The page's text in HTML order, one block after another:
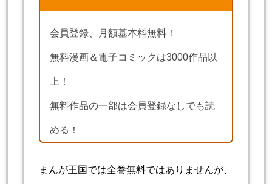
会員登録、月額基本料無料！
無料漫画＆電子コミックは3000作品以
上！
無料作品の一部は会員登録なしでも読
める！
まんが王国では全巻無料ではありませんが、